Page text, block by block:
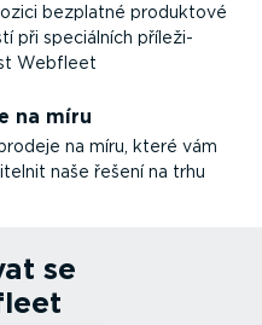
bezplatné produktové
při speciálních příle­ži­
Webfleet
na míru
na míru, které vám
naše řešení na trhu
se